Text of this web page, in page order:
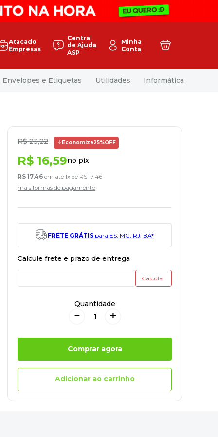
Atacado
Empresas
Central
de Ajuda
ASP
Minha
Conta
Envelopes e Etiquetas Utilidades Informática
R$ 23,22 Economize25%OFF
R$ 16,59no pix
R$ 17,46 em até1x de R$ 17 ,46
mais formas de pagamento
FRETE GRÁTIS para ES, MG, RJ, BA*
Quantidade
＋
－
Comprar agora
Adicionar ao carrinho